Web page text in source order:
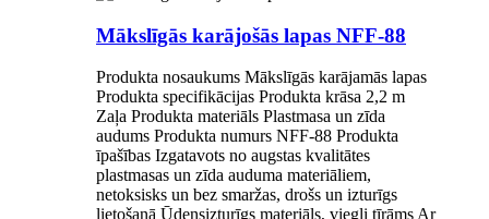
Mākslīgās karājošās lapas NFF-88
Produkta nosaukums Mākslīgās karājamās lapas
Produkta specifikācijas Produkta krāsa 2,2 m
Zaļa Produkta materiāls Plastmasa un zīda
audums Produkta numurs NFF-88 Produkta
īpašības Izgatavots no augstas kvalitātes
plastmasas un zīda auduma materiāliem,
netoksisks un bez smaržas, drošs un izturīgs
lietošanā Ūdensizturīgs materiāls, viegli tīrāms Ar